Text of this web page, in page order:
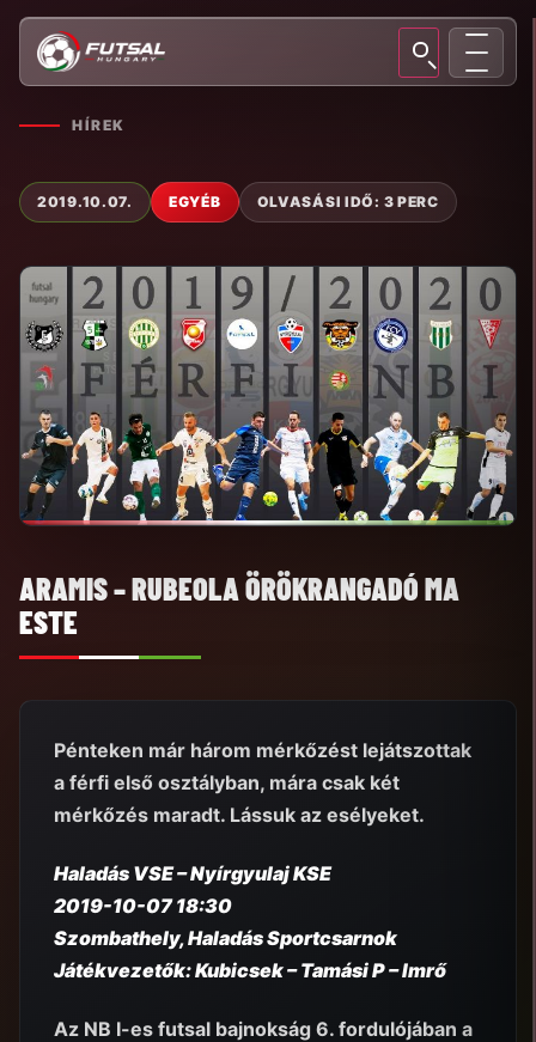
HÍREK
2019.10.07. EGYÉB OLVASÁSI IDŐ: 3 PERC
ARAMIS – RUBEOLA ÖRÖKRANGADÓ MA
ESTE
Pénteken már három mérkőzést lejátszottak
a férfi első osztályban, mára csak két
mérkőzés maradt. Lássuk az esélyeket.
Haladás VSE – Nyírgyulaj KSE
2019-10-07 18:30
Szombathely, Haladás Sportcsarnok
Játékvezetők: Kubicsek – Tamási P – Imrő
Az NB I-es futsal bajnokság 6. fordulójában a